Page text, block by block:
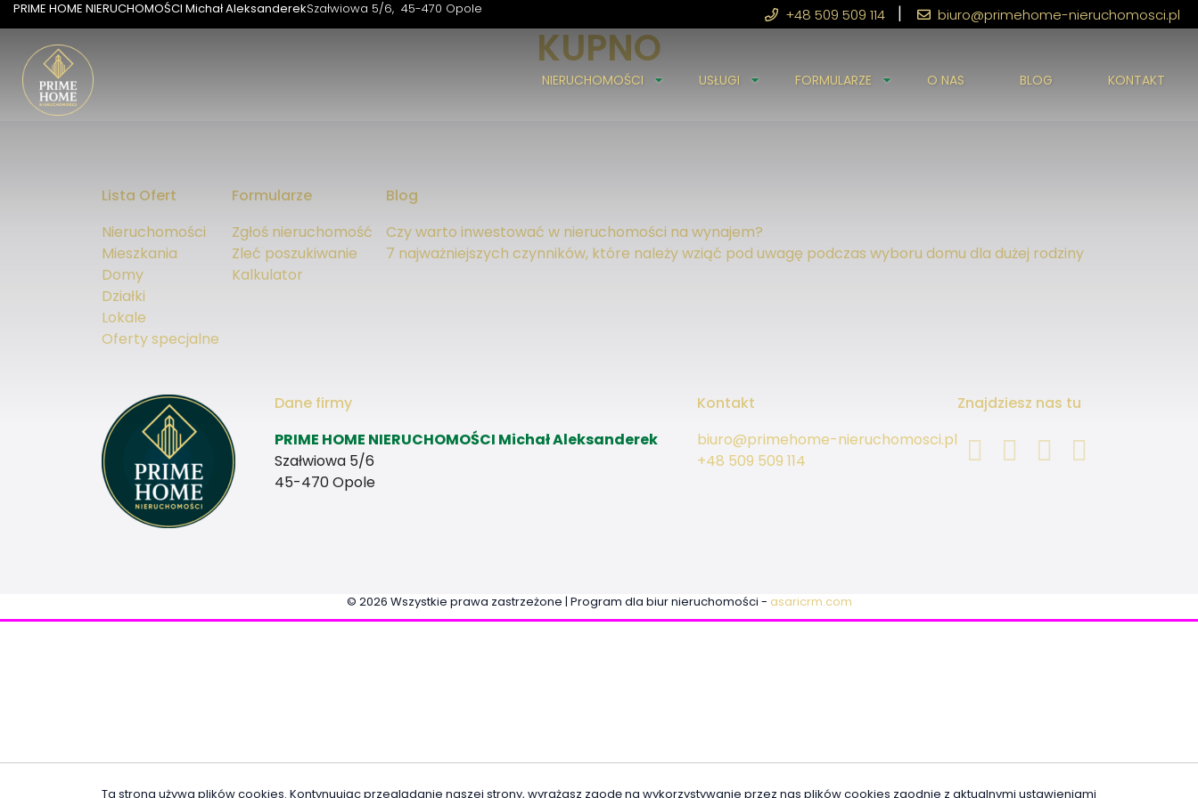
PRIME HOME NIERUCHOMOŚCI Michał AleksanderekSzałwiowa 5/6 45-470 Opole +48 509 509 114 | biuro@primehome-nieruchomosci.pl
NIERUCHOMOŚCI USŁUGI FORMULARZE O NAS BLOG KONTAKT
biuro@primehome-nieruchomosci.pl
KUPNO
Lista Ofert
Nieruchomości
Mieszkania
Domy
Działki
Lokale
Oferty specjalne
Formularze
Zgłoś nieruchomość
Zleć poszukiwanie
Kalkulator
Blog
Czy warto inwestować w nieruchomości na wynajem?
7 najważniejszych czynników, które należy wziąć pod uwagę podczas wyboru domu dla dużej rodziny
Dane firmy
PRIME HOME NIERUCHOMOŚCI Michał Aleksanderek
Szałwiowa 5/6
45-470 Opole
Kontakt
biuro@primehome-nieruchomosci.pl
+48 509 509 114
Znajdziesz nas tu
© 2026 Wszystkie prawa zastrzeżone | Program dla biur nieruchomości - asaricrm.com
Ta strona używa plików cookies. Kontynuując przeglądanie naszej strony, wyrażasz zgodę na wykorzystywanie przez nas plików cookies zgodnie z aktualnymi ustawieniami